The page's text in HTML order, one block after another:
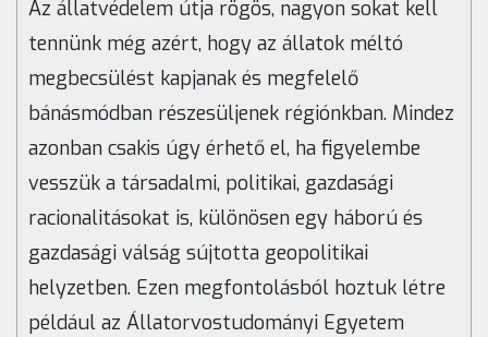
Az állatvédelem útja rögös, nagyon sokat kell
tennünk még azért, hogy az állatok méltó
megbecsülést kapjanak és megfelelő
bánásmódban részesüljenek régiónkban. Mindez
azonban csakis úgy érhető el, ha figyelembe
vesszük a társadalmi, politikai, gazdasági
racionalitásokat is, különösen egy háború és
gazdasági válság sújtotta geopolitikai
helyzetben. Ezen megfontolásból hoztuk létre
például az Állatorvostudományi Egyetem